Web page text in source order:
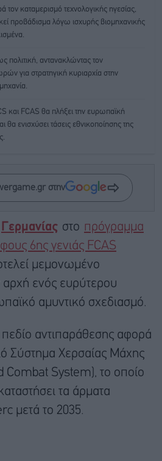
καταμερισμό τεχνολογικής ηγεσίας,
προβάδισμα λόγω ισχυρής βιομηχανικής
πολιτική, αντανακλώντας τον
για στρατηγική κυριαρχία στην
και FCAS θα πλήξει την ευρωπαϊκή
ενισχύσει τάσεις εθνικοποίησης της
στην
Γερμανίας στο πρόγραμμα
6ης γενιάς FCAS
μεμονωμένο
αρχή ενός ευρύτερου
αμυντικό σχεδιασμό.
αντιπαράθεσης αφορά
Σύστημα Χερσαίας Μάχης
Combat System), το οποίο
τα άρματα
μετά το 2035.